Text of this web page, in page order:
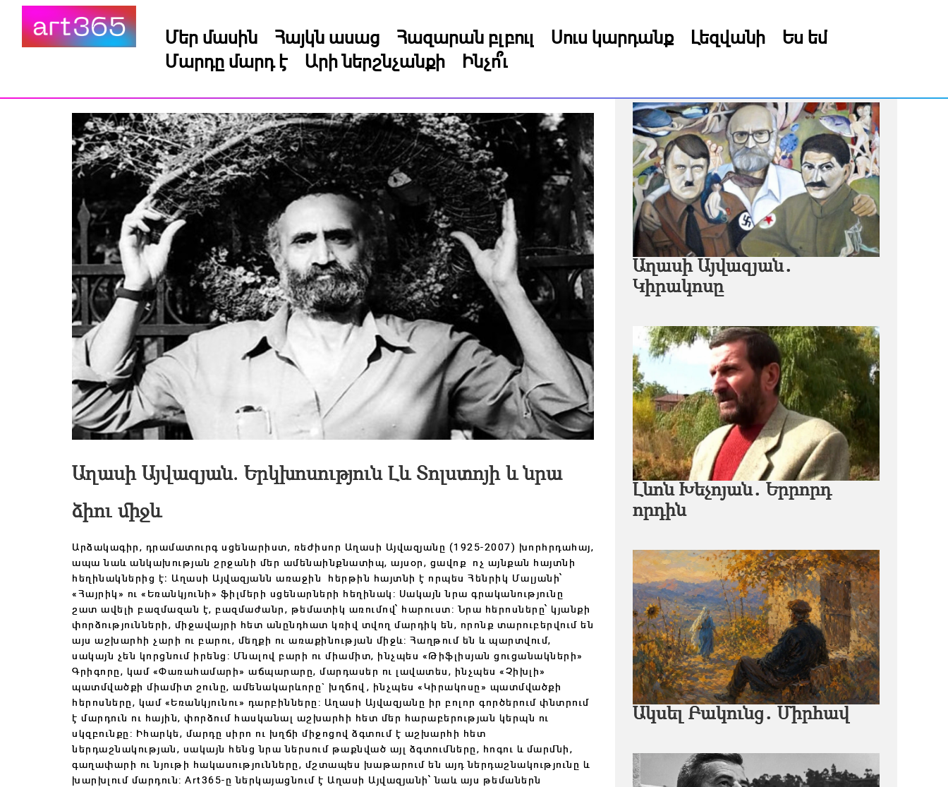
Մեր մասին Հայկն ասաց Հազարան բլբուլ Սուս կարդանք Լեզվանի
Ես եմ
Մարդը մարդ է
Արի ներշնչանքի Ինչո՞ւ
Աղասի Այվազյան. Երկխոսություն Լև Տոլստոյի և նրա
ձիու միջև
Արձակագիր, դրամատուրգ սցենարիստ, ռեժիսոր Աղասի Այվազյանը (1925-2007) խորհրդահայ,
ապա նաև անկախության շրջանի մեր ամենաինքնատիպ, այսօր, ցավոք ոչ այնքան հայտնի
հեղինակներից է։ Աղասի Այվազյանն առաջին հերթին հայտնի է որպես Հենրիկ Մալյանի՝
«Հայրիկ» ու «Եռանկյունի» ֆիլմերի սցենարների հեղինակ: Սակայն նրա գրականությունը
շատ ավելի բազմազան է, բազմաժանր, թեմատիկ առումով՝ հարուստ: Նրա հերոսները՝ կյանքի
փորձությունների, միջավայրի հետ անընդհատ կռիվ տվող մարդիկ են, որոնք տարուբերվում են
այս աշխարհի չարի ու բարու, մեղքի ու առաքինության միջև: Հաղթում են և պարտվում,
սակայն չեն կորցնում իրենց: Մնալով բարի ու միամիտ, ինչպես «Թիֆլիսյան ցուցանակների»
Գրիգորը, կամ «Փառահամարի» աճպարարը, մարդասեր ու լավատես, ինչպես «Չիխլի»
պատմվածքի միամիտ շունը, ամենակարևորը` խղճով, ինչպես «Կիրակոսը» պատմվածքի
հերոսները, կամ «Եռանկյունու» դարբինները: Աղասի Այվազյանը իր բոլոր գործերում փնտրում
է մարդուն ու հային, փորձում հասկանալ աշխարհի հետ մեր հարաբերության կերպն ու
սկզբունքը: Իհարկե, մարդը սիրո ու խղճի միջոցով ձգտում է աշխարհի հետ
ներդաշնակության, սակայն հենց նրա ներսում թաքնված այլ ձգտումները, հոգու և մարմնի,
գաղափարի ու նյութի հակասությունները, մշտապես խաթարում են այդ ներդաշնակությունը և
խարխլում մարդուն: Art365-ը ներկայացնում է Աղասի Այվազյանի՝նաև այս թեմաներն
Աղասի Այվազյան․
Կիրակոսը
Լևոն Խեչոյան․ Երրորդ
որդին
Ակսել Բակունց․ Միրհավ